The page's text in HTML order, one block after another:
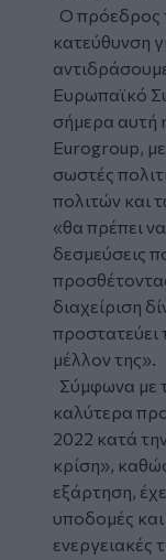
Ο πρόεδρος
κατεύθυνση
Ευρωπαϊκό
σήμερα αυτή
Eurogroup,
σωστές
πολιτών και
«θα πρέπει
δεσμεύσεις
διαχείριση
προστατεύει
μέλλον της».
Σύμφωνα με
καλύτερα
2022 κατά
κρίση»,
εξάρτηση,
υποδομές και
ενεργειακές